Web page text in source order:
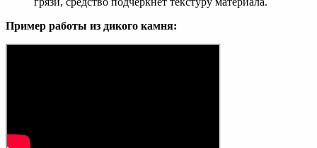
Пример работы из дикого камня: